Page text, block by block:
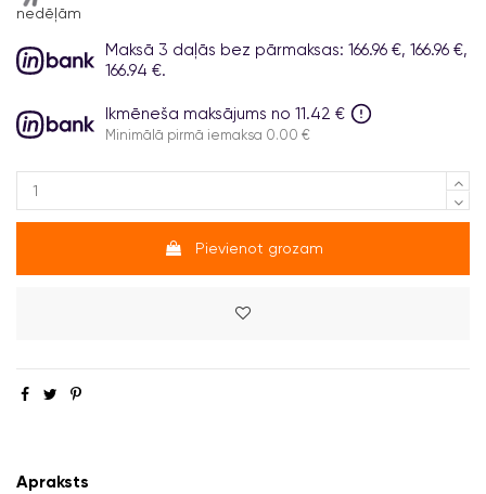
nedēļām
Maksā 3 daļās bez pārmaksas: 166.96 €, 166.96 €,
166.94 €.
Ikmēneša maksājums no 11.42 €
Minimālā pirmā iemaksa 0.00 €
Pievienot grozam
Apraksts